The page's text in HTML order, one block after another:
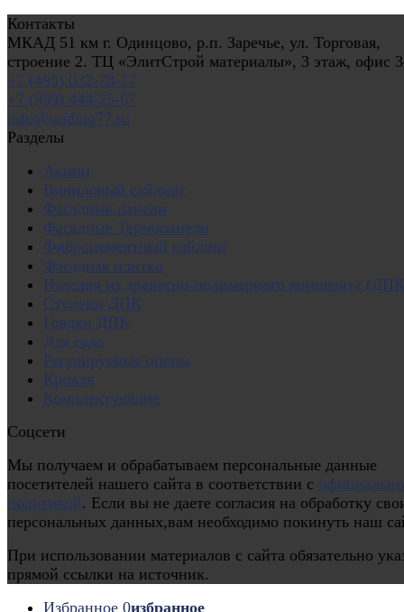
Контакты
МКАД 51 км г. Одинцово, р.п. Заречье, ул. Торговая,
строение 2. ТЦ «ЭлитСтрой материалы», 3 этаж, офис
+7 (495) 032-78-77
+7 (999) 444-25-67
info@saiding77.ru
Разделы
Акции
Виниловый сайдинг
Фасадные панели
Фасадные Термопанели
Фиброцементный сайдинг
Фасадная плитка
Изделия из древесно-полимерного композита
Ступени ДПК
Грядки ДПК
Для сада
Регулируемые опоры
Кровля
Комплектующие
Соцсети
Мы получаем и обрабатываем персональные данные
посетителей нашего сайта в соответствии с
политикой. Если вы не даете согласия на обработку
персональных данных,вам необходимо покинуть наш
При использовании материалов с сайта обязательно
прямой ссылки на источник.
Избранное 0избранное